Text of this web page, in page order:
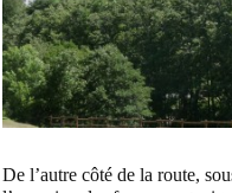
De l’autre côté de la route,